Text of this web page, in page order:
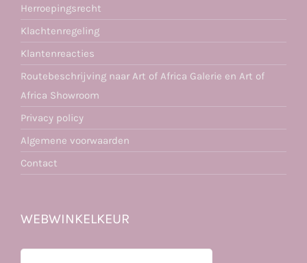
Herroepingsrecht
Klachtenregeling
Klantenreacties
Routebeschrijving naar Art of Africa Galerie en Art of
Africa Showroom
Privacy policy
Algemene voorwaarden
Contact
WEBWINKELKEUR